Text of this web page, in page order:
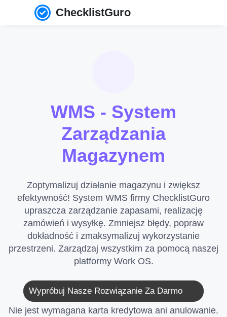
ChecklistGuro
WMS - System
Zarządzania
Magazynem
Zoptymalizuj działanie magazynu i zwiększ
efektywność! System WMS firmy ChecklistGuro
upraszcza zarządzanie zapasami, realizację
zamówień i wysyłkę. Zmniejsz błędy, popraw
dokładność i zmaksymalizuj wykorzystanie
przestrzeni. Zarządzaj wszystkim za pomocą naszej
platformy Work OS.
Wypróbuj Nasze Rozwiązanie Za Darmo
Nie jest wymagana karta kredytowa ani anulowanie.